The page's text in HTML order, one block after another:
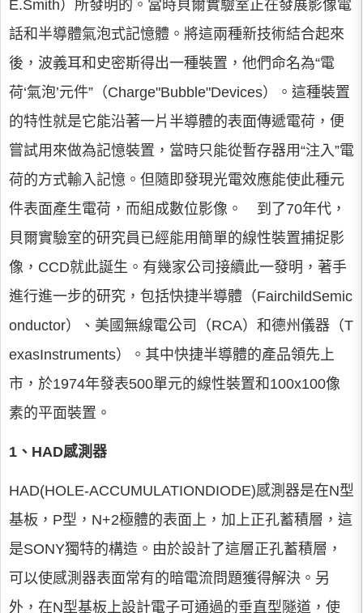
E.Smith）所發明的。當時貝爾實驗室正在發展影像電
話和半導體氣泡式記憶體。將這兩種新技術結合起來
後，波義耳和史密斯得出一種裝置，他們命名為“電
荷‘氣泡’元件”（Charge"Bubble"Devices）。這種裝置
的特性就是它能沿著一片半導體的表面傳遞電荷，便
嘗試用來做為記憶裝置，當時只能從暫存器用“注入”電
荷的方式輸入記憶。但隨即發現光電效應能使此種元
件表面產生電荷，而組成數位影像。 到了70年代，
貝爾實驗室的研究員已經能用簡單的線性裝置捕捉影
像，CCD就此誕生。有幾家公司接續此一發明，著手
進行進一步的研究，包括快捷半導體（FairchildSemic
onductor）、美國無線電公司（RCA）和德州儀器（T
exasInstruments）。其中快捷半導體的產品領先上
市，於1974年發表500單元的線性裝置和100x100像
素的平面裝置。
1、HAD感測器
HAD(HOLE-ACCUMULATIONDIODE)感測器是在N型
基板，P型，N+2極體的表面上，加上正孔蓄積層，這
是SONY獨特的構造。由於設計了這層正孔蓄積層，
可以使感測器表面常有的暗電流問題獲得解決。另
外，在N型基板上設計電子可通過的垂直型隧道，使